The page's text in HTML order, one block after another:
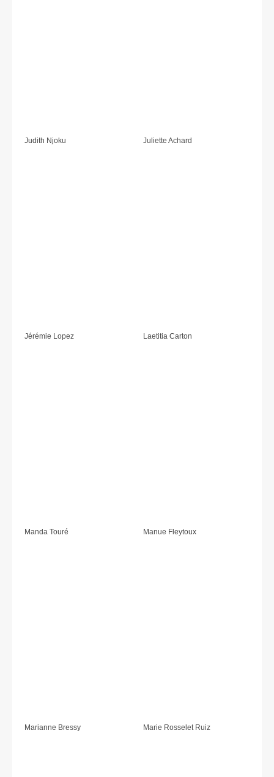
Judith Njoku Juliette Achard
Jérémie Lopez Laetitia Carton
Manda Touré Manue Fleytoux
Marianne Bressy Marie Rosselet Ruiz